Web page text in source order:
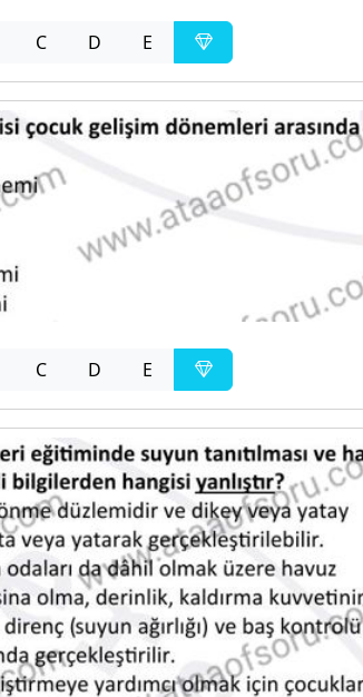
C D E
C D E